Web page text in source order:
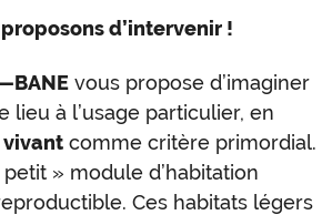
d’intervenir !
vous propose d’imaginer
à l’usage particulier, en
comme critère primordial.
petit » module d’habitation
Ces habitats légers